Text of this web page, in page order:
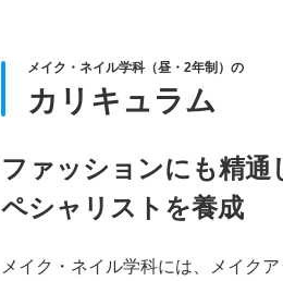
メイク・ネイル学科（昼・2年制）の
カリキュラム
ファッションにも精通
ペシャリストを養成
メイク・ネイル学科には、メイク